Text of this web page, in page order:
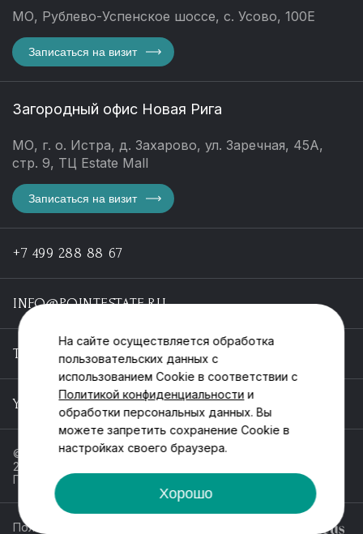
МО, Рублево-Успенское шоссе, с. Усово, 100Е
Записаться на визит
Загородный офис Новая Рига
МО, г. о. Истра, д. Захарово, ул. Заречная, 45А,
стр. 9, ТЦ Estate Mall
Записаться на визит
+7 499 288 88 67
INFO@POINTESTATE.RU
TELEGRAM
YOUTUBE
© ООО «Пойнт эстейт», ИНН 55546464612,
2013-2025
Политика обработки персональных данных
Политика конфиденциальности
На сайте осуществляется обработка
пользовательских данных с
использованием Cookie в соответствии с
Политикой конфиденциальности и
обработки персональных данных. Вы
можете запретить сохранение Cookie в
настройках своего браузера.
Хорошо